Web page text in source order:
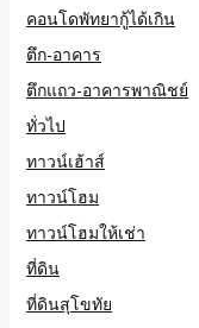
คอนโดพัทยากู้ได้เกิน
ตึก-อาคาร
ตึกแถว-อาคารพาณิชย์
ทั่วไป
ทาวน์เฮ้าส์
ทาวน์โฮม
ทาวน์โฮมให้เช่า
ที่ดิน
ที่ดินสุโขทัย